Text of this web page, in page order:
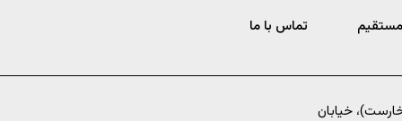
تماس با ما
خیابان